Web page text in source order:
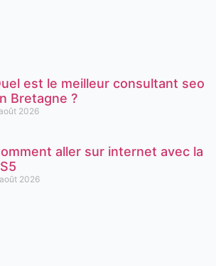
est le meilleur consultant seo
Bretagne ?
2026
aller sur internet avec la
2026